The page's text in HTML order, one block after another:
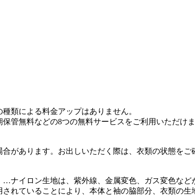
類による料金アップはありません。
管無料などの8つの無料サービスをご利用いただけま
があります。お出しいただく際は、衣類の状態を
ナイロン生地は、紫外線、金属変色、ガス変色な
れていることにより、本体と袖の脇部分、衣類の